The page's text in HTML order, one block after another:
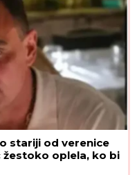
stariji od verenice
žestoko oplela, ko bi